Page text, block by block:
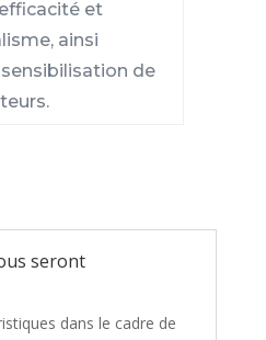
et
ainsi
de
seront
dans le cadre de